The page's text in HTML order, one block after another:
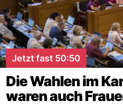
Jetzt fast 50:50
Die Wahlen im
waren auch